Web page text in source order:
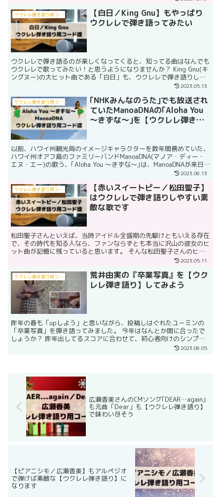
ウクレレ弾き語り用コード譜
【白日／King Gnu】もやっぱり
ウクレレで弾き語ってみたい
ウクレレで弾き語るのが楽しくなってくると、知ってる曲はなんでも
ウクレレで歌ってみたい！と思うようになりませんか？ King Gnu(キ
ングヌー)の大ヒット曲である「白日」も、ウクレレで弾き語りして
2023.05.13
ウクレレ弾き語り用コード譜
｢NHKみんなのうた｣でも放送され
ていたManoaDNAの｢Aloha You
～きずな～｣を【ウクレレ弾き語
以前、ハワイ州観光局のイメージキャラクターを数年間務めていた、
ハワイ州オアフ島のファミリーバンドManoaDNA(マノア・ディー・
エヌ・エー)の歌う、｢Aloha You ～きずな～｣は、ManoaDNAが来日
2023.06.13
ウクレレ弾き語り用コード譜
【赤いスイートピー／松田聖子】
はウクレレで弾き語りしやすい素
敵な歌です
松田聖子さんといえば、当時アイドル全盛期の先駆けともいえる存在
で、その時代を知る人なら、ファンならずとも本当に沢山の彼女のヒ
ット曲が記憶に残っていると思います。 そんな松田聖子さんのヒッ
ト曲の中から、”ウクレレで弾き語りしやすそう”と思い、...2023.05.11
ウクレレ弾き語り用コード譜
荒井由実の『卒業写真』を【ウク
レレ弾き語り】してみよう
昨年の春も「upしよう」と思いながら、投稿しはぐれたユーミンの
「卒業写真」を弾き語ってみました。 今年はなんとか間に合ったで
しょうか？ 昨年出してるスコアに合わせて、初心者向けのシンプル
ストロークで弾いています。 ウクレレコード譜の方は、P...2023.06.05
広瀬香美さんのCMソング｢DEAR…again｣
も元曲「Dear」も【ウクレレ弾き語り】
で味わい尽そう
【ピアニシモ／広瀬香美】もアルペジオ
で弾けば素敵な【ウクレレ弾き語り】に
なります